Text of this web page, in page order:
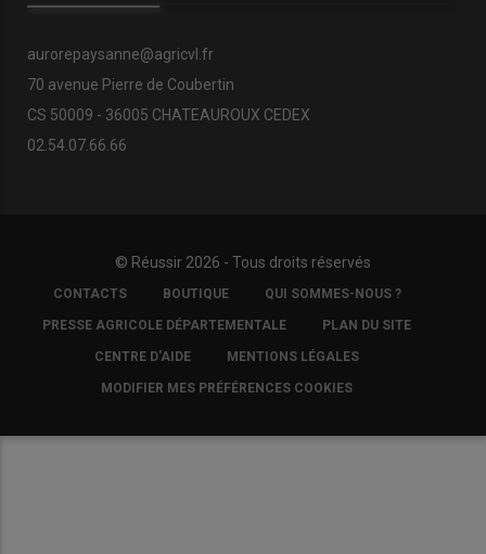
aurorepaysanne@agricvl.fr
70 avenue Pierre de Coubertin
CS 50009 - 36005 CHATEAUROUX CEDEX
02.54.07.66.66
© Réussir 2026 - Tous droits réservés
FOOTER
COPYRIGHT
CONTACTS BOUTIQUE QUI SOMMES-NOUS ?
PRESSE AGRICOLE DÉPARTEMENTALE PLAN DU SITE
CENTRE D'AIDE MENTIONS LÉGALES
MODIFIER MES PRÉFÉRENCES COOKIES